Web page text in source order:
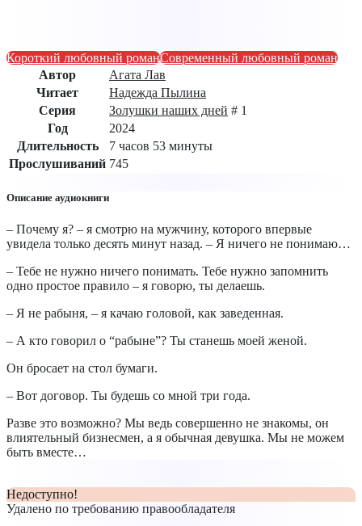
Короткий любовный романСовременный любовный роман
Автор
Агата Лав
Читает
Надежда Пылина
Серия
Золушки наших дней # 1
Год
2024
Длительность
7 часов 53 минуты
Прослушиваний 745
Описание аудиокниги
– Почему я? – я смотрю на мужчину, которого впервые
увидела только десять минут назад. – Я ничего не понимаю…
– Тебе не нужно ничего понимать. Тебе нужно запомнить
одно простое правило – я говорю, ты делаешь.
– Я не рабыня, – я качаю головой, как заведенная.
– А кто говорил о “рабыне”? Ты станешь моей женой.
Он бросает на стол бумаги.
– Вот договор. Ты будешь со мной три года.
Разве это возможно? Мы ведь совершенно не знакомы, он
влиятельный бизнесмен, а я обычная девушка. Мы не можем
быть вместе…
Недоступно!
Удалено по требованию правообладателя